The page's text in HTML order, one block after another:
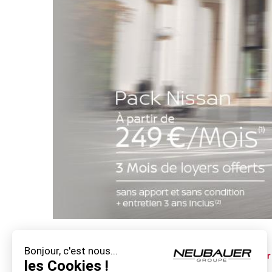
Profitez de la dernière offre exceptionnelle NISSAN
Bonjour, c'est nous...
les Cookies !